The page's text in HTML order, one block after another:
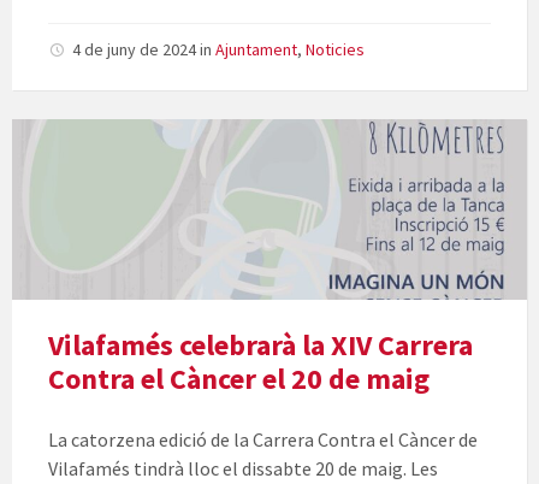
4 de juny de 2024in Ajuntament, Noticies
Vilafamés celebrarà la XIV Carrera
Contra el Càncer el 20 de maig
La catorzena edició de la Carrera Contra el Càncer de
Vilafamés tindrà lloc el dissabte 20 de maig. Les